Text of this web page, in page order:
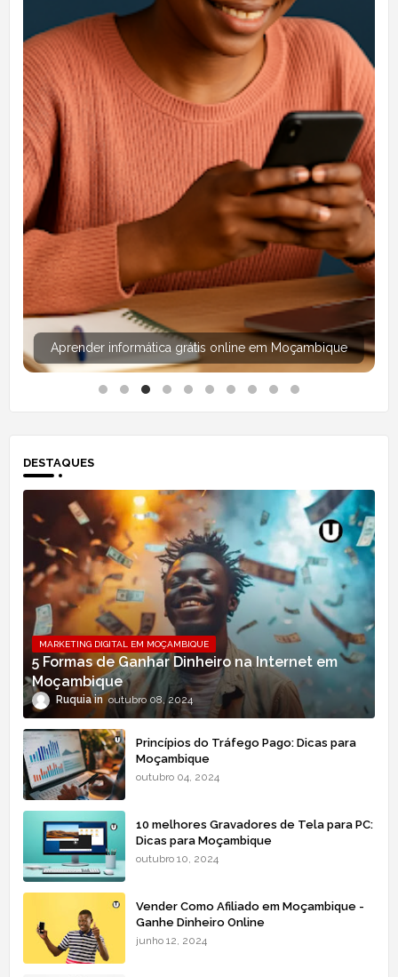
Aprender informática grátis online em Moçambique
DESTAQUES
MARKETING DIGITAL EM MOÇAMBIQUE
5 Formas de Ganhar Dinheiro na Internet em
Moçambique
Ruquia outubro 08, 2024
Princípios do Tráfego Pago: Dicas para
Moçambique
outubro 04, 2024
10 melhores Gravadores de Tela para PC:
Dicas para Moçambique
outubro 10, 2024
Vender Como Afiliado em Moçambique -
Ganhe Dinheiro Online
junho 12, 2024